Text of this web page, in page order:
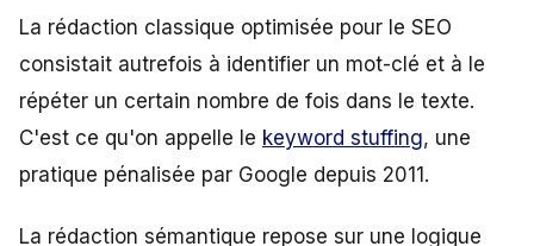
La rédaction classique optimisée pour le SEO
consistait autrefois à identifier un mot-clé et à le
répéter un certain nombre de fois dans le texte.
C'est ce qu'on appelle le keyword stuffing, une
pratique pénalisée par Google depuis 2011.
La rédaction sémantique repose sur une logique